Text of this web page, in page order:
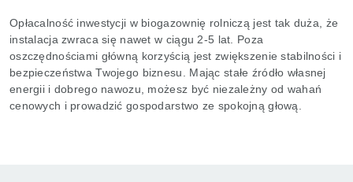
Opłacalność inwestycji w biogazownię rolniczą jest tak duża, że
instalacja zwraca się nawet w ciągu 2-5 lat. Poza
oszczędnościami główną korzyścią jest zwiększenie stabilności i
bezpieczeństwa Twojego biznesu. Mając stałe źródło własnej
energii i dobrego nawozu, możesz być niezależny od wahań
cenowych i prowadzić gospodarstwo ze spokojną głową.